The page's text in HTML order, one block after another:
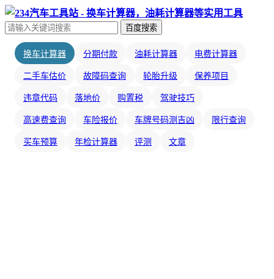
百度搜索
换车计算器 分期付款 油耗计算器 电费计算器
二手车估价 故障码查询 轮胎升级 保养项目
违章代码 落地价 购置税 驾驶技巧
高速费查询 车险报价 车牌号码测吉凶 限行查询
买车预算 年检计算器 评测 文章